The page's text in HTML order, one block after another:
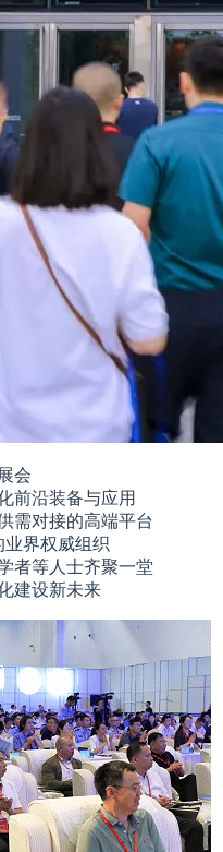
会
前沿装备与应用
需对接的高端平台
界权威组织
者等人士齐聚一堂
建设新未来